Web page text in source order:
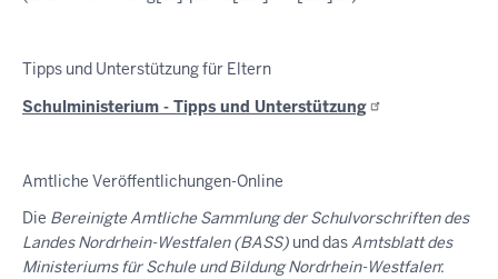
Tipps und Unterstützung für Eltern
Schulministerium - Tipps und Unterstützung
Amtliche Veröffentlichungen-Online
Die Bereinigte Amtliche Sammlung der Schulvorschriften des
Landes Nordrhein-Westfalen (BASS) und dasAmtsblatt des
Ministeriums für Schule und Bildung Nordrhein-Westfalen: